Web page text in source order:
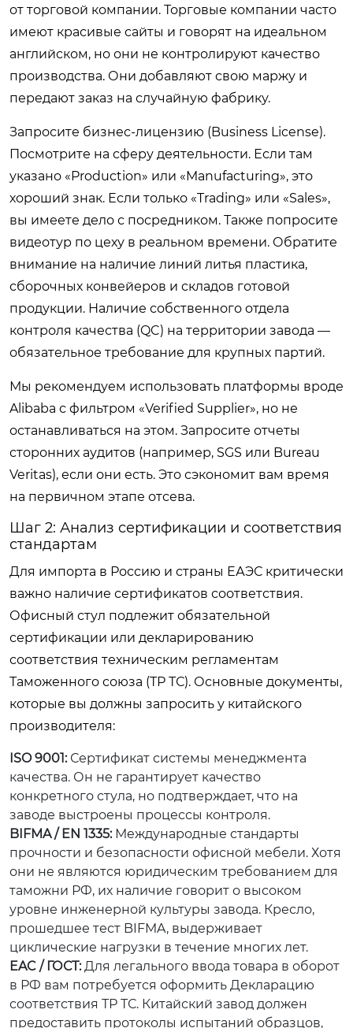
от торговой компании. Торговые компании часто
имеют красивые сайты и говорят на идеальном
английском, но они не контролируют качество
производства. Они добавляют свою маржу и
передают заказ на случайную фабрику.
Запросите бизнес-лицензию (Business License).
Посмотрите на сферу деятельности. Если там
указано «Production» или «Manufacturing», это
хороший знак. Если только «Trading» или «Sales»,
вы имеете дело с посредником. Также попросите
видеотур по цеху в реальном времени. Обратите
внимание на наличие линий литья пластика,
сборочных конвейеров и складов готовой
продукции. Наличие собственного отдела
контроля качества (QC) на территории завода —
обязательное требование для крупных партий.
Мы рекомендуем использовать платформы вроде
Alibaba с фильтром «Verified Supplier», но не
останавливаться на этом. Запросите отчеты
сторонних аудитов (например, SGS или Bureau
Veritas), если они есть. Это сэкономит вам время
на первичном этапе отсева.
Шаг 2: Анализ сертификации и соответствия
стандартам
Для импорта в Россию и страны ЕАЭС критически
важно наличие сертификатов соответствия.
Офисный стул подлежит обязательной
сертификации или декларированию
соответствия техническим регламентам
Таможенного союза (ТР ТС). Основные документы,
которые вы должны запросить у китайского
производителя:
ISO 9001:Сертификат системы менеджмента
качества. Он не гарантирует качество
конкретного стула, но подтверждает, что на
заводе выстроены процессы контроля.
BIFMA / EN 1335:Международные стандарты
прочности и безопасности офисной мебели. Хотя
они не являются юридическим требованием для
таможни РФ, их наличие говорит о высоком
уровне инженерной культуры завода. Кресло,
прошедшее тест BIFMA, выдерживает
циклические нагрузки в течение многих лет.
EAC / ГОСТ:Для легального ввода товара в оборот
в РФ вам потребуется оформить Декларацию
соответствия ТР ТС. Китайский завод должен
предоставить протоколы испытаний образцов,